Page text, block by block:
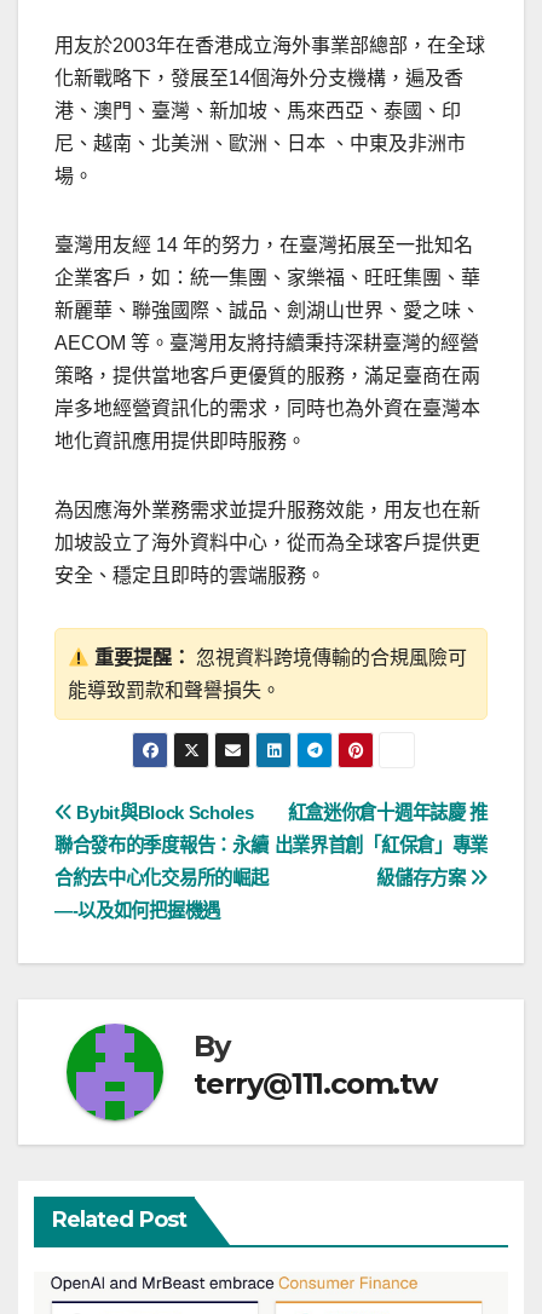
用友於2003年在香港成立海外事業部總部，在全球
化新戰略下，發展至14個海外分支機構，遍及香
港、澳門、臺灣、新加坡、馬來西亞、泰國、印
尼、越南、北美洲、歐洲、日本 、中東及非洲市
場。
臺灣用友經 14 年的努力，在臺灣拓展至一批知名
企業客戶，如：統一集團、家樂福、旺旺集團、華
新麗華、聯強國際、誠品、劍湖山世界、愛之味、
AECOM 等。臺灣用友將持續秉持深耕臺灣的經營
策略，提供當地客戶更優質的服務，滿足臺商在兩
岸多地經營資訊化的需求，同時也為外資在臺灣本
地化資訊應用提供即時服務。
為因應海外業務需求並提升服務效能，用友也在新
加坡設立了海外資料中心，從而為全球客戶提供更
安全、穩定且即時的雲端服務。
重要提醒：
忽視資料跨境傳輸的合規風險可
能導致罰款和聲譽損失。
文
章
導
覽
紅盒迷你倉十週年誌慶 推
出業界首創「紅保倉」專業
級儲存方案
Bybit與Block Scholes
聯合發布的季度報告：永續
合約去中心化交易所的崛起
—-以及如何把握機遇
By
terry@111.com.tw
Related Post